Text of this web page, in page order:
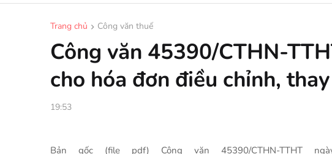
Trang chủ Công văn thuế
Công văn 45390/CTHN-
cho hóa đơn điều chỉnh,
19:53
Bản gốc (file pdf) Công văn 45390/CTHN-TTHT